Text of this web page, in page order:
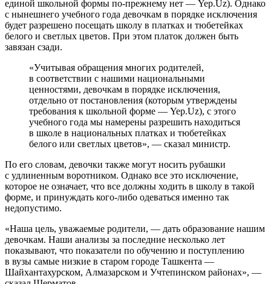
единой школьной формы по-прежнему нет — Yep.Uz). Однако
с нынешнего учебного года девочкам в порядке исключения
будет разрешено посещать школу в платках и тюбетейках
белого и светлых цветов. При этом платок должен быть
завязан сзади.
«Учитывая обращения многих родителей,
в соответствии с нашими национальными
ценностями, девочкам в порядке исключения,
отдельно от постановления (которым утверждены
требования к школьной форме — Yep.Uz), с этого
учебного года мы намерены разрешить находиться
в школе в национальных платках и тюбетейках
белого или светлых цветов», — сказал министр.
По его словам, девочки также могут носить рубашки
с удлиненным воротником. Однако все это исключение,
которое не означает, что все должны ходить в школу в такой
форме, и принуждать кого-либо одеваться именно так
недопустимо.
«Наша цель, уважаемые родители, — дать образование нашим
девочкам. Наши анализы за последние несколько лет
показывают, что показатели по обучению и поступлению
в вузы самые низкие в старом городе Ташкента —
Шайхантахурском, Алмазарском и Учтепинском районах», —